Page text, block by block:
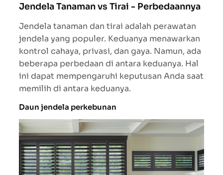
Jendela Tanaman vs Tirai - Perbedaannya
Jendela tanaman dan tirai adalah perawatan
jendela yang populer. Keduanya menawarkan
kontrol cahaya, privasi, dan gaya. Namun, ada
beberapa perbedaan di antara keduanya. Hal
ini dapat mempengaruhi keputusan Anda saat
memilih di antara keduanya.
Daun jendela perkebunan